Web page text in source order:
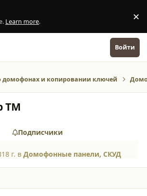
Learn more. ×
Войти
домофонах и копировании ключей
ТМ
Подписчики
18 г. вДомофонные панели, СКУД